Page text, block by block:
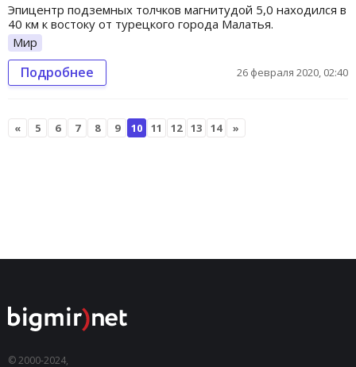
Эпицентр подземных толчков магнитудой 5,0 находился в
40 км к востоку от турецкого города Малатья.
Мир
Подробнее 26 февраля 2020, 02:40
« 5 6 7 8 9 10 11 12 13 14 »
© 2000-2024,